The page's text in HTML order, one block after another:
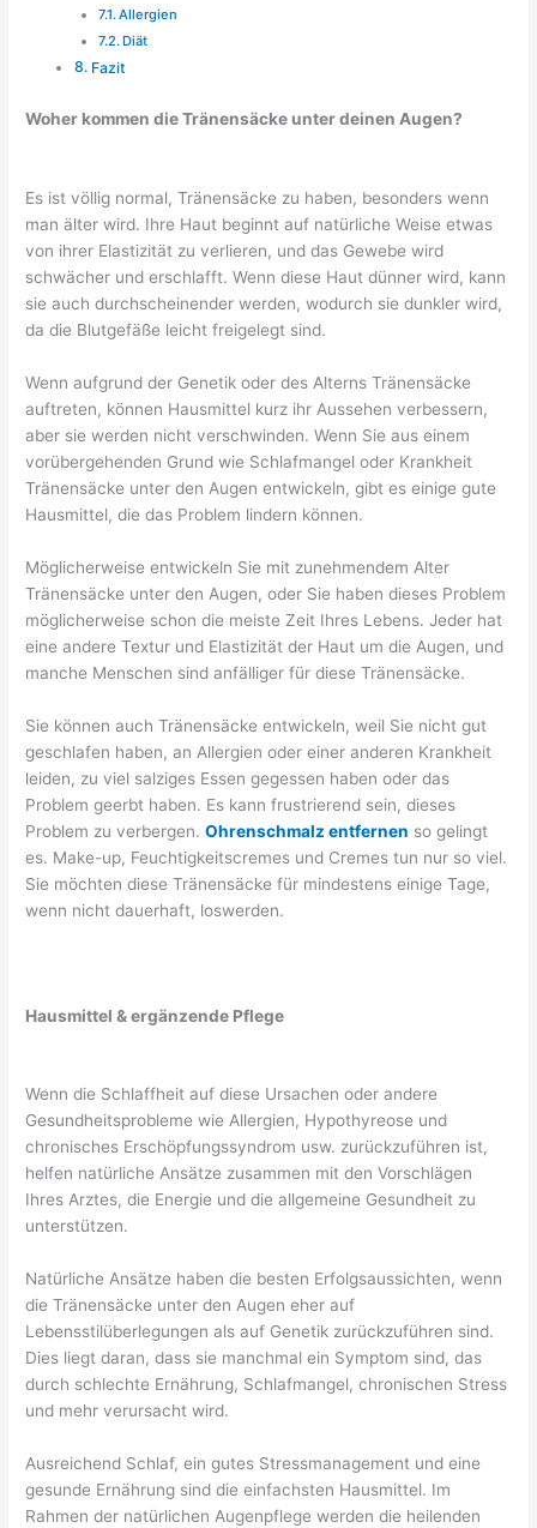
Allergien
Diät
Fazit
Woher kommen die Tränensäcke unter deinen Augen?
Es ist völlig normal, Tränensäcke zu haben, besonders wenn
man älter wird. Ihre Haut beginnt auf natürliche Weise etwas
von ihrer Elastizität zu verlieren, und das Gewebe wird
schwächer und erschlafft. Wenn diese Haut dünner wird, kann
sie auch durchscheinender werden, wodurch sie dunkler wird,
da die Blutgefäße leicht freigelegt sind.
Wenn aufgrund der Genetik oder des Alterns Tränensäcke
auftreten, können Hausmittel kurz ihr Aussehen verbessern,
aber sie werden nicht verschwinden. Wenn Sie aus einem
vorübergehenden Grund wie Schlafmangel oder Krankheit
Tränensäcke unter den Augen entwickeln, gibt es einige gute
Hausmittel, die das Problem lindern können.
Möglicherweise entwickeln Sie mit zunehmendem Alter
Tränensäcke unter den Augen, oder Sie haben dieses Problem
möglicherweise schon die meiste Zeit Ihres Lebens. Jeder hat
eine andere Textur und Elastizität der Haut um die Augen, und
manche Menschen sind anfälliger für diese Tränensäcke.
Sie können auch Tränensäcke entwickeln, weil Sie nicht gut
geschlafen haben, an Allergien oder einer anderen Krankheit
leiden, zu viel salziges Essen gegessen haben oder das
Problem geerbt haben. Es kann frustrierend sein, dieses
Problem zu verbergen.Ohrenschmalz entfernen so gelingt
es. Make-up, Feuchtigkeitscremes und Cremes tun nur so viel.
Sie möchten diese Tränensäcke für mindestens einige Tage,
wenn nicht dauerhaft, loswerden.
Hausmittel & ergänzende Pflege
Wenn die Schlaffheit auf diese Ursachen oder andere
Gesundheitsprobleme wie Allergien, Hypothyreose und
chronisches Erschöpfungssyndrom usw. zurückzuführen ist,
helfen natürliche Ansätze zusammen mit den Vorschlägen
Ihres Arztes, die Energie und die allgemeine Gesundheit zu
unterstützen.
Natürliche Ansätze haben die besten Erfolgsaussichten, wenn
die Tränensäcke unter den Augen eher auf
Lebensstilüberlegungen als auf Genetik zurückzuführen sind.
Dies liegt daran, dass sie manchmal ein Symptom sind, das
durch schlechte Ernährung, Schlafmangel, chronischen Stress
und mehr verursacht wird.
Ausreichend Schlaf, ein gutes Stressmanagement und eine
gesunde Ernährung sind die einfachsten Hausmittel. Im
Rahmen der natürlichen Augenpflege werden die heilenden